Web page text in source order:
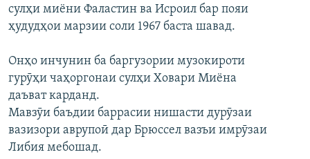
сулҳи миёни Фаластин ва Исроил бар пояи
ҳудудҳои марзии соли 1967 баста шавад.
Онҳо инчунин ба баргузории музокироти
гурӯҳи чаҳоргонаи сулҳи Ховари Миёна
даъват карданд.
Мавзӯи баъдии баррасии нишасти дурӯзаи
вазизори аврупоӣ дар Брюссел вазъи имрӯзаи
Либия мебошад.